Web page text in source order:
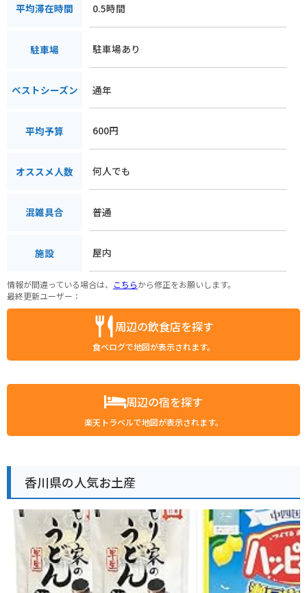
平均滞在時間 0.5時間
駐車場 駐車場あり
ベストシーズン 通年
平均予算 600円
オススメ人数 何人でも
混雑具合 普通
施設 屋内
情報が間違っている場合は、 こちらから修正をお願いします。
最終更新ユーザー：
周辺の飲食店を探す
食べログで地図が表示されます。
周辺の宿を探す
楽天トラベルで地図が表示されます。
香川県の人気お土産